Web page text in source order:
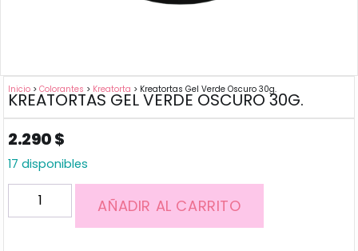
Inicio >Colorantes > Kreatorta > Kreatortas Gel Verde Oscuro 30g.
KREATORTAS GEL VERDE OSCURO 30G.
2.290$
17 disponibles
AÑADIR AL CARRITO